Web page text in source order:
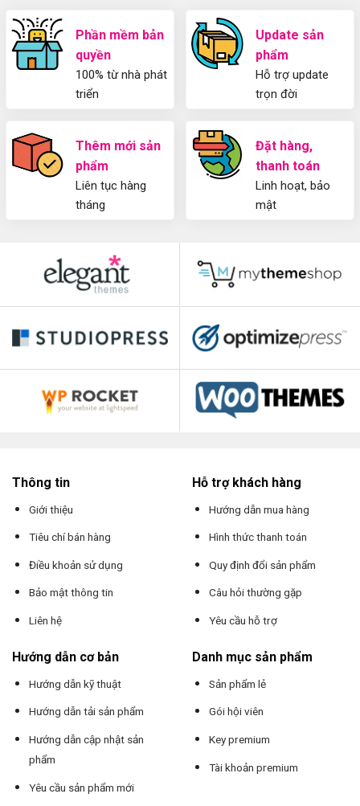
Phần mềm bản
quyền
100% từ nhà phát
triển
Update sản
phẩm
Hỗ trợ update
trọn đời
Thêm mới sản
phẩm
Liên tục hàng
tháng
Đặt hàng,
thanh toán
Linh hoạt, bảo
mật
Thông tin
Giới thiệu
Tiêu chí bán hàng
Điều khoản sử dụng
Bảo mật thông tin
Liên hệ
Hỗ trợ khách hàng
Hướng dẫn mua hàng
Hình thức thanh toán
Quy định đổi sản phẩm
Câu hỏi thường gặp
Yêu cầu hỗ trợ
Hướng dẫn cơ bản
Hướng dẫn kỹ thuật
Hướng dẫn tải sản phẩm
Hướng dẫn cập nhật sản
phẩm
Yêu cầu sản phẩm mới
Danh mục sản phẩm
Sản phẩm lẻ
Gói hội viên
Key premium
Tài khoản premium